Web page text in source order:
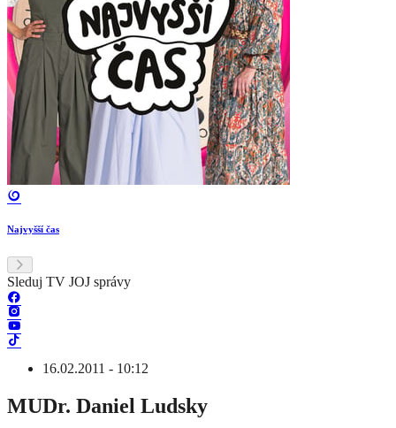
Najvyšší čas
Sleduj TV JOJ správy
16.02.2011 - 10:12
MUDr. Daniel Ludsky